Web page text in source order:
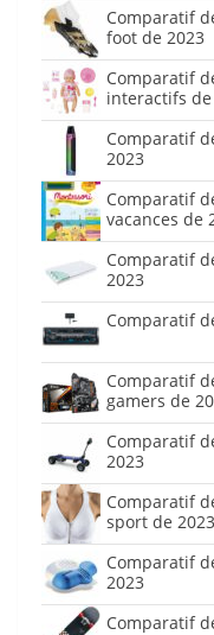
Comparatif
foot de 2023
Comparatif
interactifs de
Comparatif
2023
Comparatif
vacances de
Comparatif
2023
Comparatif
Comparatif
gamers de
Comparatif
2023
Comparatif
sport de 2023
Comparatif
2023
Comparatif